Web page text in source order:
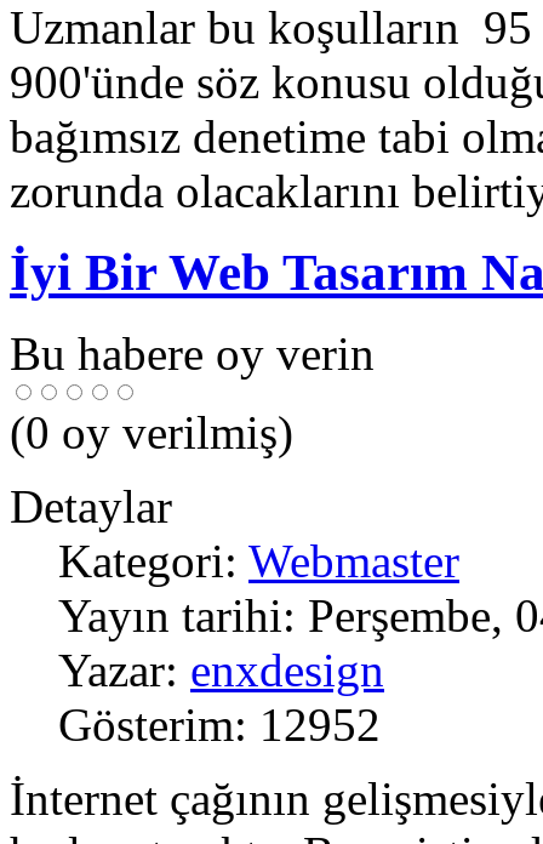
Uzmanlar bu koşulların
900'ünde söz konusu
bağımsız denetime tabi
zorunda olacaklarını
İyi Bir Web Tasarım
Bu habere oy verin
(0 oy verilmiş)
Detaylar
Kategori: Webmaster
Yayın tarihi: Perşembe,
Yazar: enxdesign
Gösterim: 12952
İnternet çağının